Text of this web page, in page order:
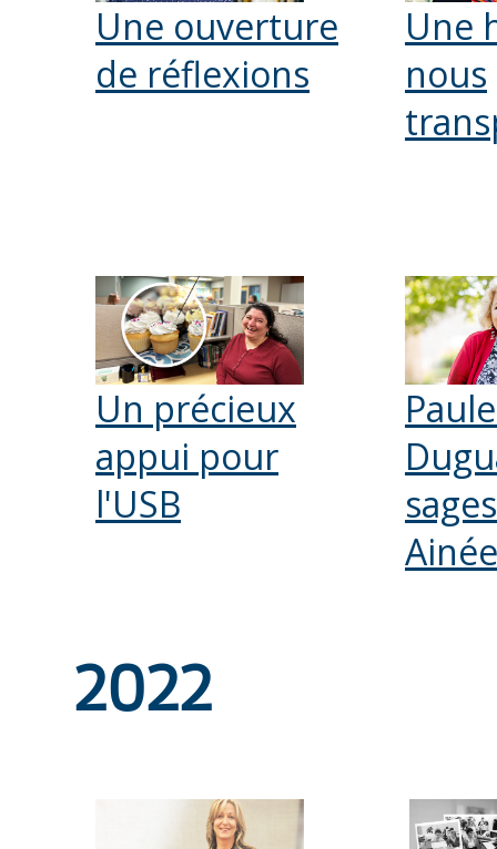
Une ouverture
de réflexions
Une
nous
Un précieux
appui pour
l'USB
Ainée
2022